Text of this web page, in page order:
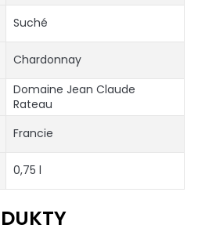
Suché
Chardonnay
Domaine Jean Claude
Rateau
Francie
0,75 l